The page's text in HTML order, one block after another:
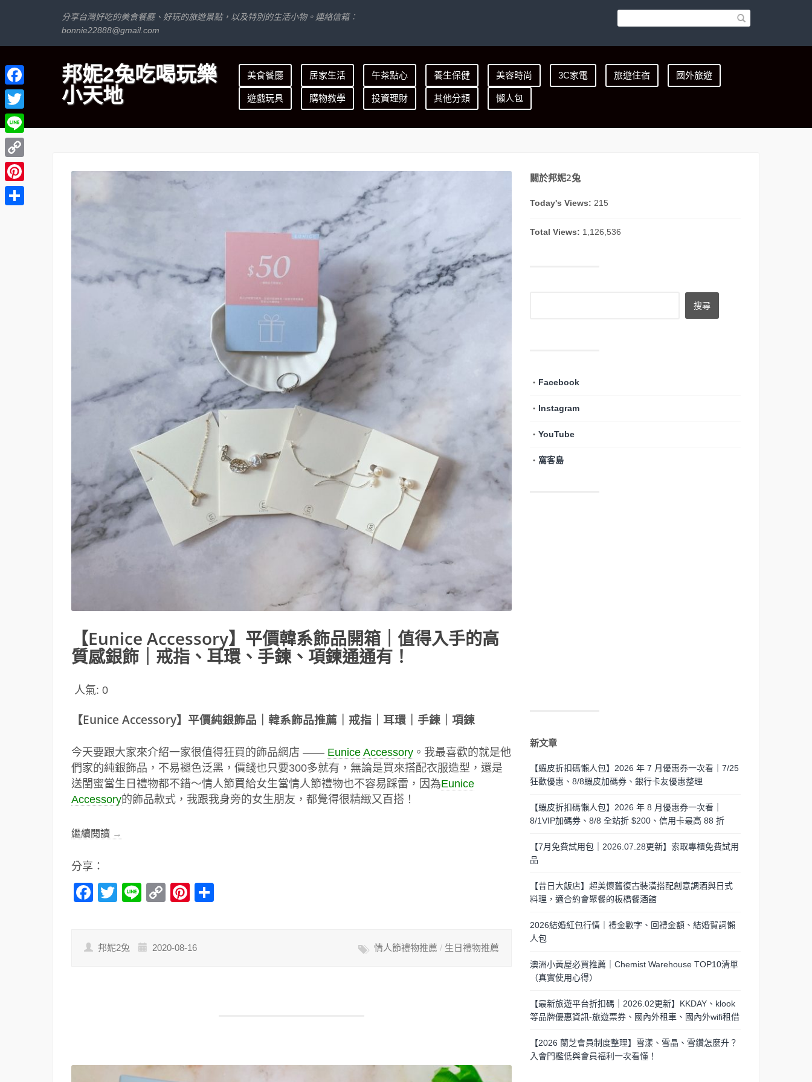
分享台灣好吃的美食餐廳、好玩的旅遊景點，以及特別的生活小物。連絡信箱：
bonnie22888@gmail.com
邦妮2兔吃喝玩樂
小天地
美食餐廳 居家生活 午茶點心 養生保健 美容時尚 3C家電 旅遊住宿 國外旅遊
遊戲玩具 購物教學 投資理財 其他分類 懶人包
【Eunice Accessory】平價韓系飾品開箱｜值得入手的高
質感銀飾｜戒指、耳環、手鍊、項鍊通通有！
人氣: 0
【Eunice Accessory】平價純銀飾品｜韓系飾品推薦｜戒指｜耳環｜手鍊｜項鍊
今天要跟大家來介紹一家很值得狂買的飾品網店 —— Eunice Accessory 。我最喜歡的就是他
們家的純銀飾品，不易褪色泛黑，價錢也只要300多就有，無論是買來搭配衣服造型，還是
送閨蜜當生日禮物都不錯～情人節買給女生當情人節禮物也不容易踩雷，因為Eunice
Accessory的飾品款式，我跟我身旁的女生朋友，都覺得很精緻又百搭！
繼續閱讀 →
分享：
Facebook
Twitter
LineCopyPinterest
邦妮2兔 2020-08-16 情人節禮物推薦 / 生日禮物推薦
關於邦妮2兔
Today's Views: 215
Total Views: 1,126,536
・ Facebook
・ Instagram
・ YouTube
・ 窩客島
新文章
【蝦皮折扣碼懶人包】2026 年 7 月優惠券一次看｜7/25
狂歡優惠、8/8蝦皮加碼券、銀行卡友優惠整理
【蝦皮折扣碼懶人包】2026 年 8 月優惠券一次看｜
8/1VIP加碼券、8/8 全站折 $200、信用卡最高 88 折
【7月免費試用包｜2026.07.28更新】索取專櫃免費試用
品
【昔日大飯店】超美懷舊復古裝潢搭配創意調酒與日式
料理，適合約會聚餐的板橋餐酒館
2026結婚紅包行情｜禮金數字、回禮金額、結婚賀詞懶
人包
澳洲小黃屋必買推薦｜Chemist Warehouse TOP10清單
（真實使用心得）
【最新旅遊平台折扣碼｜2026.02更新】KKDAY、klook
等品牌優惠資訊-旅遊票券、國內外租車、國內外wifi租借
【2026 蘭芝會員制度整理】雪漾、雪晶、雪鑽怎麼升？
入會門檻低與會員福利一次看懂！
Facebook
Twitter
Line
Copy
Link
Pinterest